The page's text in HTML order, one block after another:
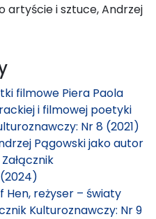
artyście i sztuce, Andrzej
filmowe Piera Paola
i filmowej poetyki
Nr 8 (2021)
Pągowski jako autor
Załącznik
(2024)
Hen, reżyser – światy
Kulturoznawczy: Nr 9